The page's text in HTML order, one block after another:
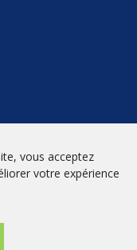
par
vous acceptez
votre expérience